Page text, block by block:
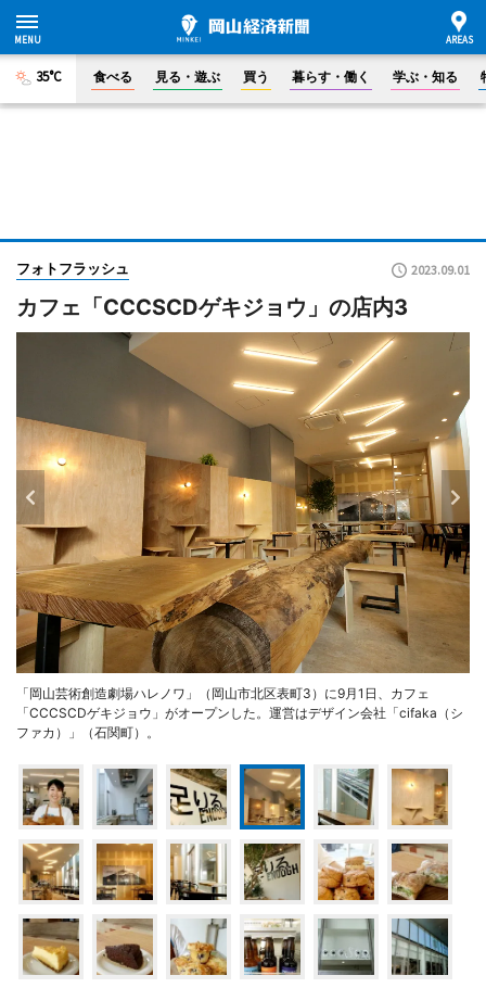
35°C 食べる 見る・遊ぶ 買う 暮らす・働く 学ぶ・知る
フォトフラッシュ 2023.09.01
カフェ「CCCSCDゲキジョウ」の店内3
「岡山芸術創造劇場ハレノワ」（岡山市北区表町3）に9月1日、カフェ
「CCCSCDゲキジョウ」がオープンした。運営はデザイン会社「cifaka（シ
ファカ）」（石関町）。